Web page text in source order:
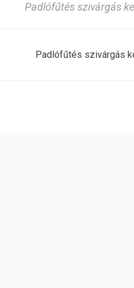
Padlófűtés szivárgás
Padlófűtés szivárgás